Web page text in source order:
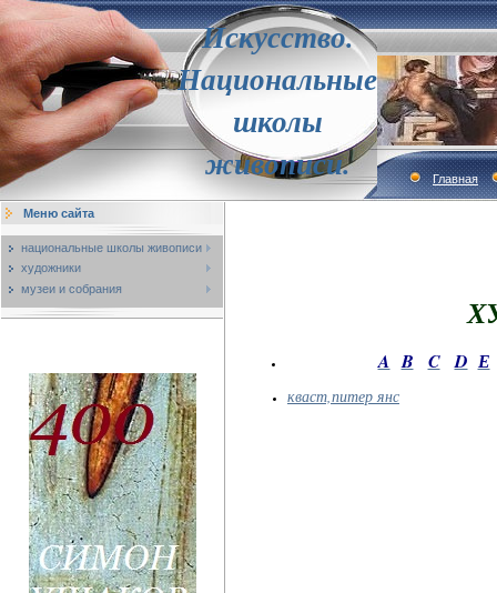
Искусство.
Национальные
школы
живописи.
Главная
Меню сайта
национальные школы живописи
художники
музеи и собрания
A B C D Е
кваст,питер янс